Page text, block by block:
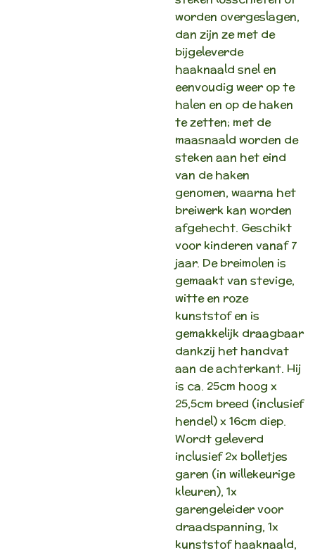
worden overgeslagen,
dan zijn ze met de
bijgeleverde
haaknaald snel en
eenvoudig weer op te
halen en op de haken
te zetten; met de
maasnaald worden de
steken aan het eind
van de haken
genomen, waarna het
breiwerk kan worden
afgehecht. Geschikt
voor kinderen vanaf 7
jaar. De breimolen is
gemaakt van stevige,
witte en roze
kunststof en is
gemakkelijk draagbaar
dankzij het handvat
aan de achterkant. Hij
is ca. 25cm hoog x
25,5cm breed (inclusief
hendel) x 16cm diep.
Wordt geleverd
inclusief 2x bolletjes
garen (in willekeurige
kleuren), 1x
garengeleider voor
draadspanning, 1x
kunststof haaknaald,